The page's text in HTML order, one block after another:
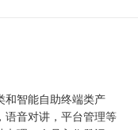
和智能自助终端类产
语音对讲，平台管理等